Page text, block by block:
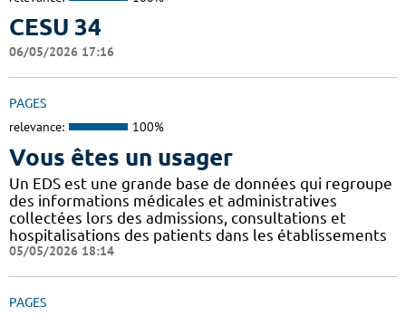
CESU 34
06/05/2026 17:16
PAGES
relevance: 100%
Vous êtes un usager
Un EDS est une grande base de données qui regroupe
des informations médicales et administratives
collectées lors des admissions, consultations et
hospitalisations des patients dans les établissements
05/05/2026 18:14
PAGES